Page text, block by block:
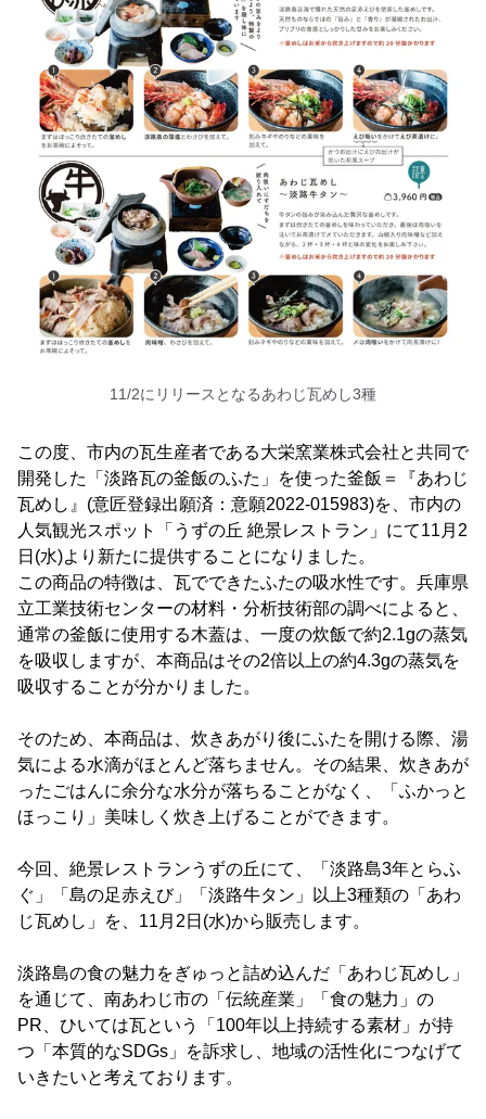
11/2にリリースとなるあわじ瓦めし3種
この度、市内の瓦生産者である大栄窯業株式会社と共同で
開発した「淡路瓦の釜飯のふた」を使った釜飯＝『あわじ
瓦めし』(意匠登録出願済：意願2022-015983)を、市内の
人気観光スポット「うずの丘 絶景レストラン」にて11月2
日(水)より新たに提供することになりました。
この商品の特徴は、瓦でできたふたの吸水性です。兵庫県
立工業技術センターの材料・分析技術部の調べによると、
通常の釜飯に使用する木蓋は、一度の炊飯で約2.1gの蒸気
を吸収しますが、本商品はその2倍以上の約4.3gの蒸気を
吸収することが分かりました。
そのため、本商品は、炊きあがり後にふたを開ける際、湯
気による水滴がほとんど落ちません。その結果、炊きあが
ったごはんに余分な水分が落ちることがなく、「ふかっと
ほっこり」美味しく炊き上げることができます。
今回、絶景レストランうずの丘にて、「淡路島3年とらふ
ぐ」「島の足赤えび」「淡路牛タン」以上3種類の「あわ
じ瓦めし」を、11月2日(水)から販売します。
淡路島の食の魅力をぎゅっと詰め込んだ「あわじ瓦めし」
を通じて、南あわじ市の「伝統産業」「食の魅力」の
PR、ひいては瓦という「100年以上持続する素材」が持
つ「本質的なSDGs」を訴求し、地域の活性化につなげて
いきたいと考えております。